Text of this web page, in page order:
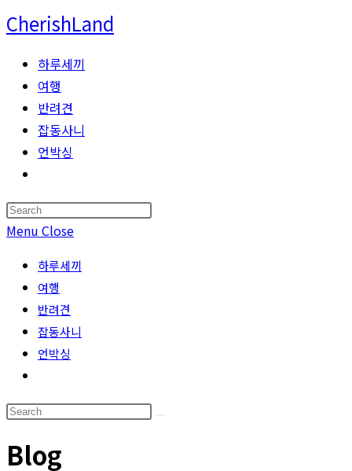
Skip
to
content
CherishLand
하루세끼
여행
반려견
잡동사니
언박싱
search
Press
Menu Close
하루세끼
여행
반려견
잡동사니
언박싱
search
Search
website
Blog